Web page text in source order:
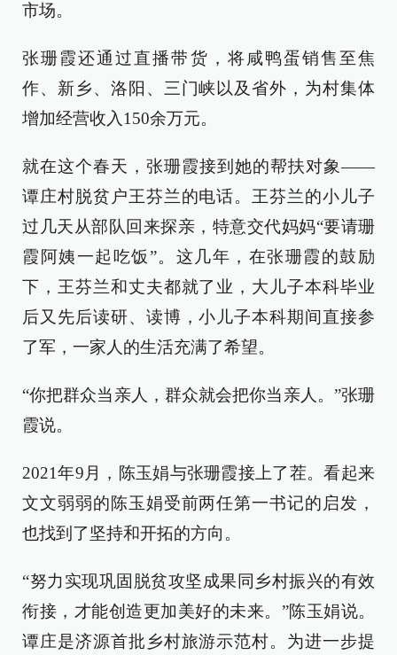
市场。
张珊霞还通过直播带货，将咸鸭蛋销售至焦
作、新乡、洛阳、三门峡以及省外，为村集体
增加经营收入150余万元。
就在这个春天，张珊霞接到她的帮扶对象——
谭庄村脱贫户王芬兰的电话。王芬兰的小儿子
过几天从部队回来探亲，特意交代妈妈“要请珊
霞阿姨一起吃饭”。这几年，在张珊霞的鼓励
下，王芬兰和丈夫都就了业，大儿子本科毕业
后又先后读研、读博，小儿子本科期间直接参
了军，一家人的生活充满了希望。
“你把群众当亲人，群众就会把你当亲人。”张珊
霞说。
2021年9月，陈玉娟与张珊霞接上了茬。看起来
文文弱弱的陈玉娟受前两任第一书记的启发，
也找到了坚持和开拓的方向。
“努力实现巩固脱贫攻坚成果同乡村振兴的有效
衔接，才能创造更加美好的未来。”陈玉娟说。
谭庄是济源首批乡村旅游示范村。为进一步提